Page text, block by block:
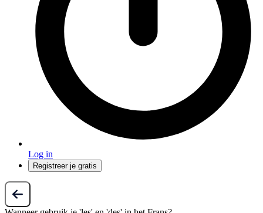
Log in
Registreer je gratis